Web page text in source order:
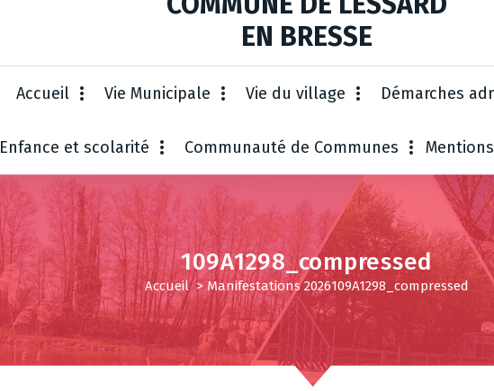
EN BRESSE
Accueil Vie Municipale Vie du village Démarches
Enfance et scolarité Communauté de Communes
109A1298_compressed
Accueil>Manifestations 2026109A1298_compressed